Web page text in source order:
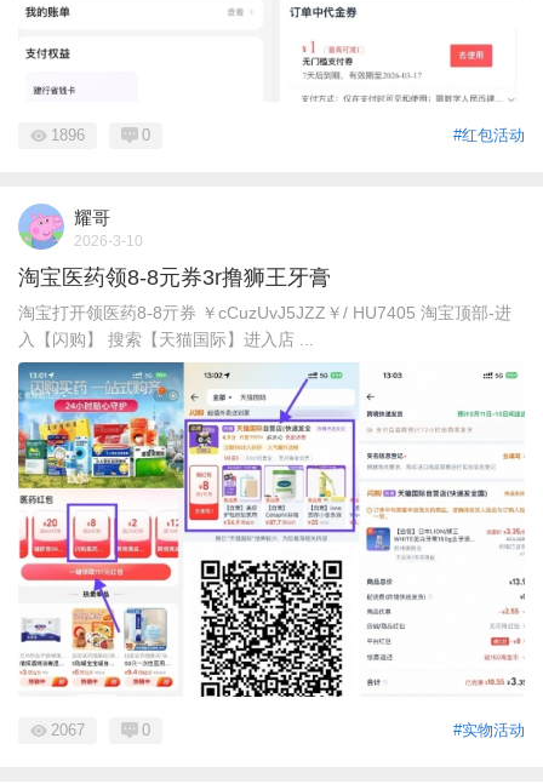
#红包活动
1896 0
耀哥
2026-3-10
淘宝医药领8-8元券3r撸狮王牙膏
淘宝打开领医药8-8亓券 ￥cCuzUvJ5JZZ￥/ HU7405 淘宝顶部-进
入【闪购】 搜索【天猫国际】进入店 ...
#实物活动
2067 0